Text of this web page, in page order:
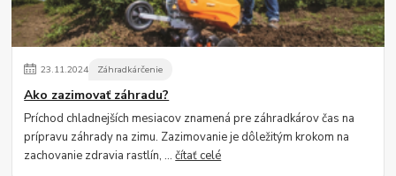
23.11.2024 Záhradkárčenie
Ako zazimovať záhradu?
Príchod chladnejších mesiacov znamená pre záhradkárov čas na
prípravu záhrady na zimu. Zazimovanie je dôležitým krokom na
zachovanie zdravia rastlín, ...čítať celé